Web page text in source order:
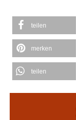
teilen
merken
teilen